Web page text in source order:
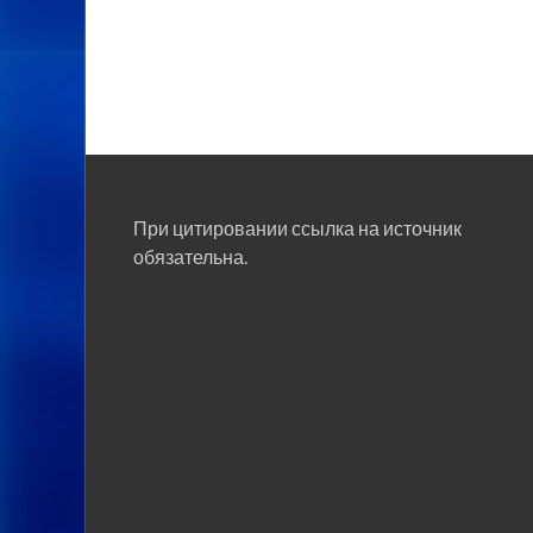
При цитировании ссылка на источник
обязательна.